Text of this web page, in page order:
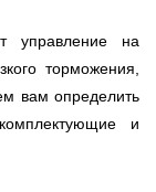
управление на
торможения,
вам определить
и